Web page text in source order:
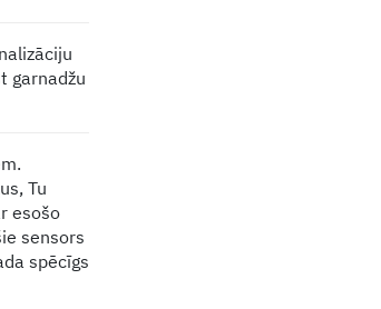
garnadžu
Tu
esošo
sensors
spēcīgs